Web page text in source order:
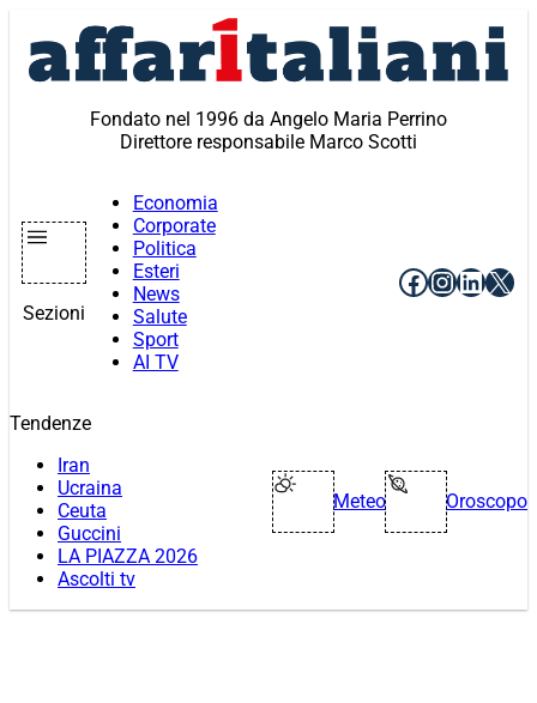
contenuto
Fondato nel 1996 da Angelo Maria Perrino
Direttore responsabile Marco Scotti
Sezioni
Economia
Corporate
Politica
Esteri
News
Salute
Sport
AI TV
Facebook
X
Tendenze
Iran
Ucraina
Ceuta
Guccini
LA PIAZZA 2026
Ascolti tv
Meteo Oroscopo